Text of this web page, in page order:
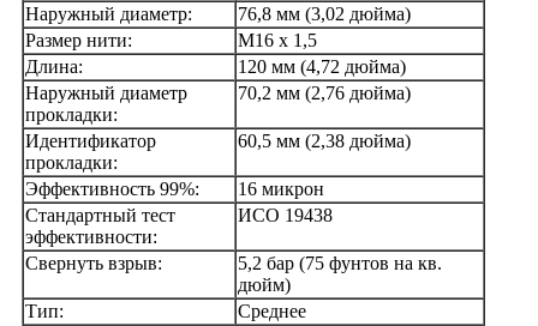
Наружный диаметр:
76,8 мм (3,02 дюйма)
Размер нити:
М16 х 1,5
Длина:
120 мм (4,72 дюйма)
Наружный диаметр
прокладки:
70,2 мм (2,76 дюйма)
Идентификатор
прокладки:
60,5 мм (2,38 дюйма)
Эффективность 99%:
16 микрон
Стандартный тест
эффективности:
ИСО 19438
Свернуть взрыв:
5,2 бар (75 фунтов на кв.
дюйм)
Тип:
Среднее